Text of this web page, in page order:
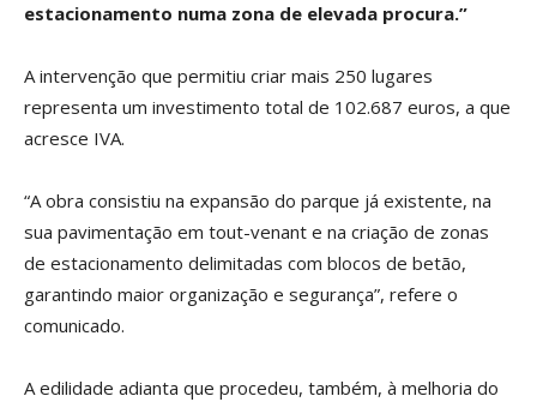
estacionamento numa zona de elevada procura.”
A intervenção que permitiu criar mais 250 lugares
representa um investimento total de 102.687 euros, a que
acresce IVA.
“A obra consistiu na expansão do parque já existente, na
sua pavimentação em tout-venant e na criação de zonas
de estacionamento delimitadas com blocos de betão,
garantindo maior organização e segurança”, refere o
comunicado.
A edilidade adianta que procedeu, também, à melhoria do